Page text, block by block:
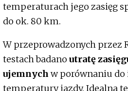
temperaturach jego zasięg
do ok. 80 km.
W przeprowadzonych przez
testach badano utratę
ujemnychw porównaniu do
temperatury jazdy. Idealna